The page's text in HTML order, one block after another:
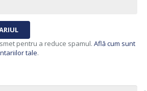
pentru a reduce spamul. Află cum sunt
tale.